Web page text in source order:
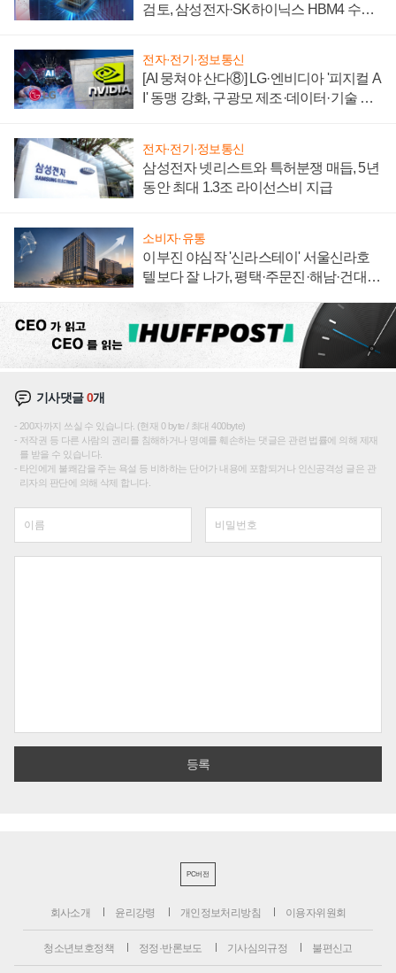
검토, 삼성전자·SK하이닉스 HBM4 수율
전자·전기·정보통신
[AI 뭉쳐야 산다⑧] LG·엔비디아 '피지컬 A
I' 동맹 강화, 구광모 제조·데이터·기술 결
전자·전기·정보통신
삼성전자 넷리스트와 특허분쟁 매듭, 5년
동안 최대 1.3조 라이선스비 지급
소비자·유통
이부진 야심작 '신라스테이' 서울신라호
텔보다 잘 나가, 평택·주문진·해남·건대로
기사댓글0개
200자까지 쓰실 수 있습니다. (현재 0 byte / 최대 400byte)
저작권 등 다른 사람의 권리를 침해하거나 명예를 훼손하는 댓글은 관련 법률에 의해 제재
를 받을 수 있습니다.
타인에게 불쾌감을 주는 욕설 등 비하하는 단어가 내용에 포함되거나 인신공격성 글은 관
리자의 판단에 의해 삭제 합니다.
PC버전
회사소개 윤리강령 개인정보처리방침 이용자위원회
청소년보호정책 정정·반론보도 기사심의규정 불편신고